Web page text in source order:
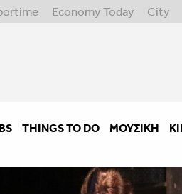
Economy Today City
THINGS TO DO ΜΟΥΣΙΚΉ